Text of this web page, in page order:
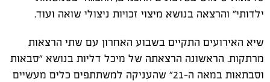
ילדותי" והרצאה בנושא מיצוי זכויות ניצולי שואה ועוד.
שיא האירועים התקיים בשבוע האחרון עם שתי הרצאות
מרתקות. הראשונה הרצאתה של מיכל דליות בנושא "סבאות
וסבתאות במאה ה-21" שהעניקה למשתתפים כלים מעשיים